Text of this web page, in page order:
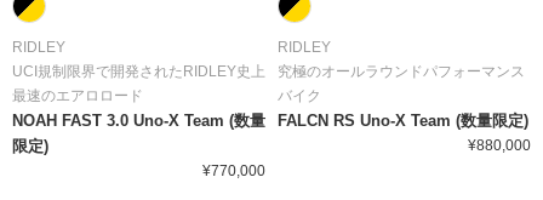
RIDLEY
UCI規制限界で開発されたRIDLEY史上
最速のエアロロード
NOAH FAST 3.0 Uno-X Team (数量
限定)
¥770,000
RIDLEY
究極のオールラウンドパフォーマンス
バイク
FALCN RS Uno-X Team (数量限定)
¥880,000